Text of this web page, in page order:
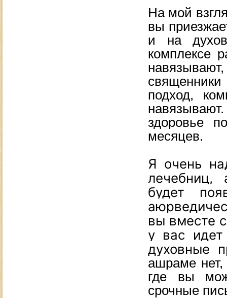
На мой
вы
и на
комплексе
подход,
здоровье
месяцев.
Я очень
лечебниц,
будет
вы вместе
у вас идет
духовные
ашраме нет,
где вы
срочные